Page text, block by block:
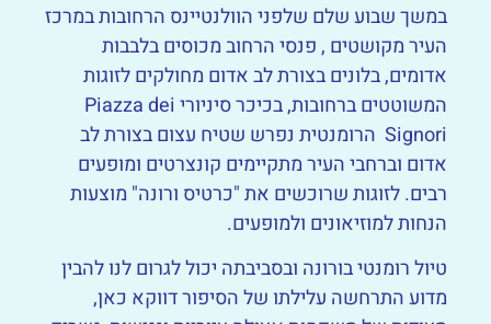
במשך שבוע שלם שלפני הוולנטיינס הרחובות במרכז
העיר מקושטים , פנסי הרחוב מכוסים בלבבות
אדומים, בלונים בצורת לב אדום מחולקים לזוגות
המשוטטים ברחובות, בכיכר סיניורי Piazza dei
Signori הרומנטית נפרש שטיח עצום בצורת לב
אדום וברחבי העיר מתקיימים קונצרטים ומופעים
רבים. לזוגות שרוכשים את "כרטיס ורונה" מוצעות
הנחות למוזיאונים ולמופעים.
טיול רומנטי בורונה ובסביבתה יכול לגרום לנו להבין
מדוע התרחשה עלילתו של הסיפור דווקא כאן,